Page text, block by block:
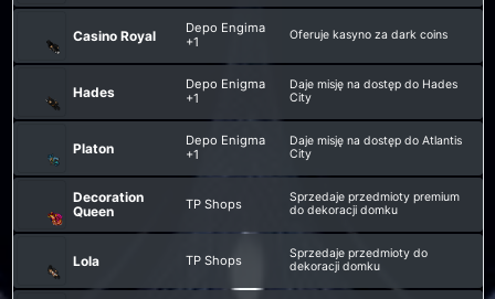
Casino Royal
Depo Engima
+1
Oferuje kasyno za dark coins
Hades
Depo Enigma
+1
Daje misję na dostęp do Hades
City
Platon
Depo Enigma
+1
Daje misję na dostęp do Atlantis
City
Decoration
Queen
TP Shops
Sprzedaje przedmioty premium
do dekoracji domku
Lola TP Shops
Sprzedaje przedmioty do
dekoracji domku